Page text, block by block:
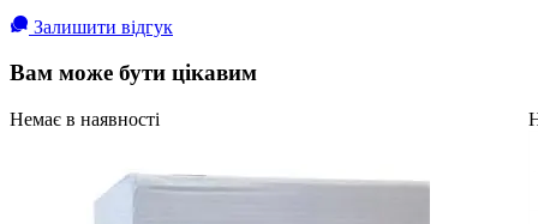
Залишити відгук
Вам може бути цікавим
Немає в наявності